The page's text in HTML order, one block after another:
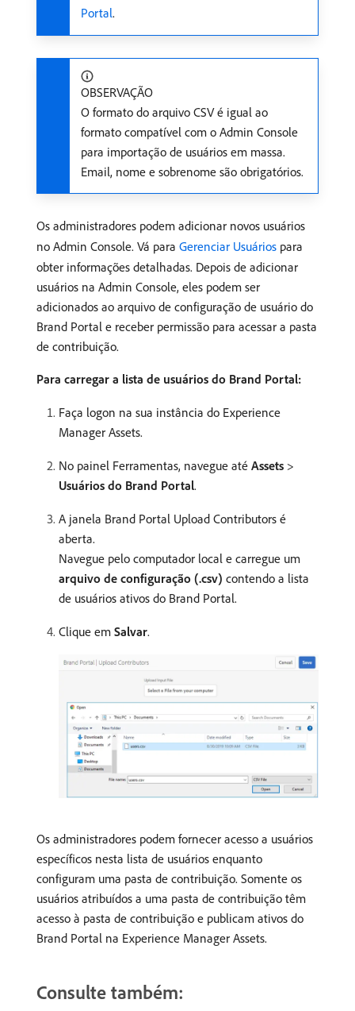
Portal.
OBSERVAÇÃO
O formato do arquivo CSV é igual ao
formato compatível com o Admin Console
para importação de usuários em massa.
Email, nome e sobrenome são obrigatórios.
Os administradores podem adicionar novos usuários
no Admin Console. Vá para Gerenciar Usuários para
obter informações detalhadas. Depois de adicionar
usuários na Admin Console, eles podem ser
adicionados ao arquivo de configuração de usuário do
Brand Portal e receber permissão para acessar a pasta
de contribuição.
Para carregar a lista de usuários do Brand Portal:
Faça logon na sua instância do Experience
Manager Assets.
No painel Ferramentas, navegue até Assets >
Usuários do Brand Portal.
A janela Brand Portal Upload Contributors é
aberta.
Navegue pelo computador local e carregue um
arquivo de configuração (.csv) contendo a lista
de usuários ativos do Brand Portal.
Clique em Salvar.
Os administradores podem fornecer acesso a usuários
específicos nesta lista de usuários enquanto
configuram uma pasta de contribuição. Somente os
usuários atribuídos a uma pasta de contribuição têm
acesso à pasta de contribuição e publicam ativos do
Brand Portal na Experience Manager Assets.
Consulte também: